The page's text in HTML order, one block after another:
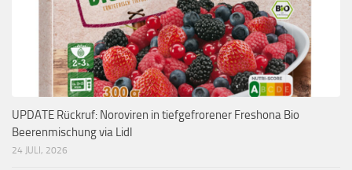
UPDATE Rückruf: Noroviren in tiefgefrorener Freshona Bio
Beerenmischung via Lidl
24 JULI, 2026